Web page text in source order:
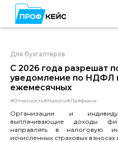
Для бухгалтеров
С 2026 года разрешат
уведомление по НДФЛ
ежемесячных
#Отчетность#Налоги#Лайфхаки
Организации и
выплачивающие доходы
направлять в налоговую
исчисленных страховых